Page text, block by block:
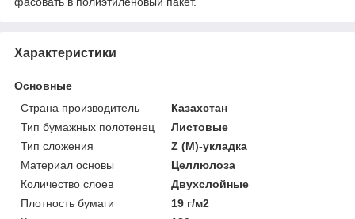
Характеристики
Основные
Страна производитель
Казахстан
Тип бумажных полотенец
Листовые
Тип сложения
Z (M)-укладка
Материал основы
Целлюлоза
Количество слоев
Двухслойные
Плотность бумаги
19 г/м2